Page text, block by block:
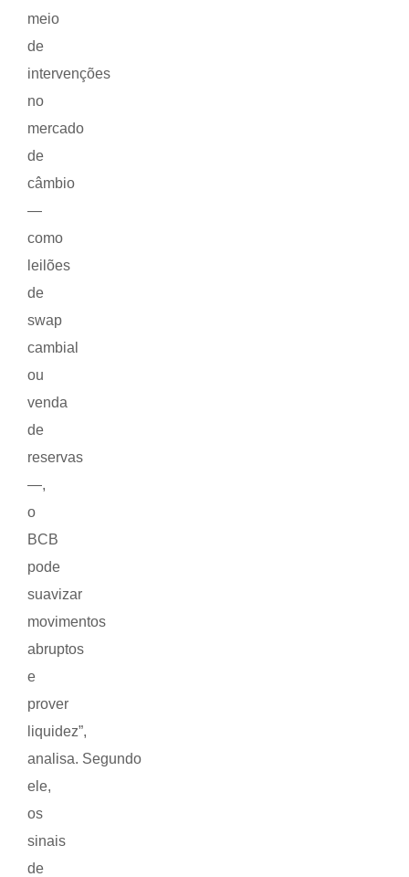
meio
de
intervenções
no
mercado
de
câmbio
—
como
leilões
de
swap
cambial
ou
venda
de
reservas
—,
o
BCB
pode
suavizar
movimentos
abruptos
e
prover
liquidez”,
analisa. Segundo
ele,
os
sinais
de